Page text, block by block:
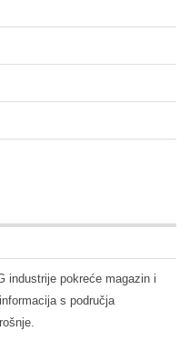
industrije pokreće magazin i
s područja